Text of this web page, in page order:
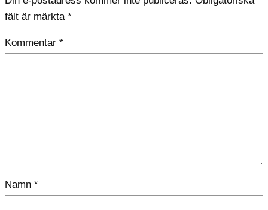
fält är märkta *
Kommentar *
Namn *